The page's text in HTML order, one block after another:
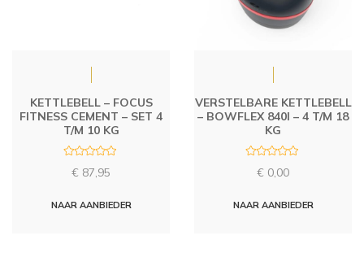
KETTLEBELL – FOCUS
FITNESS CEMENT – SET 4
T/M 10 KG
d
€ 87,95
NAAR AANBIEDER
VERSTELBARE KETTLEBELL
– BOWFLEX 840I – 4 T/M 18
KG
d
€ 0,00
NAAR AANBIEDER